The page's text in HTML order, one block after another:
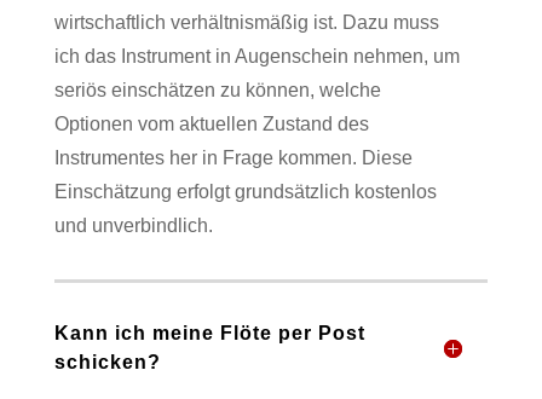
wirtschaftlich verhältnismäßig ist. Dazu muss
ich das Instrument in Augenschein nehmen, um
seriös einschätzen zu können, welche
Optionen vom aktuellen Zustand des
Instrumentes her in Frage kommen. Diese
Einschätzung erfolgt grundsätzlich kostenlos
und unverbindlich.
Kann ich meine Flöte per Post
schicken?